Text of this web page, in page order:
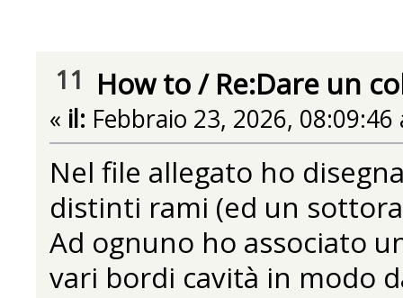
11 How to/ Re:Dare un
« il: Febbraio 23, 2026, 08:09:46
Nel file allegato ho
distinti rami (ed un
Ad ognuno ho associato
vari bordi cavità in modo